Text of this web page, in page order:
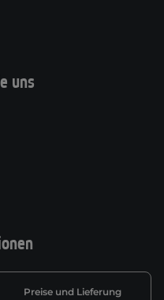
Preise und Lieferung
uns